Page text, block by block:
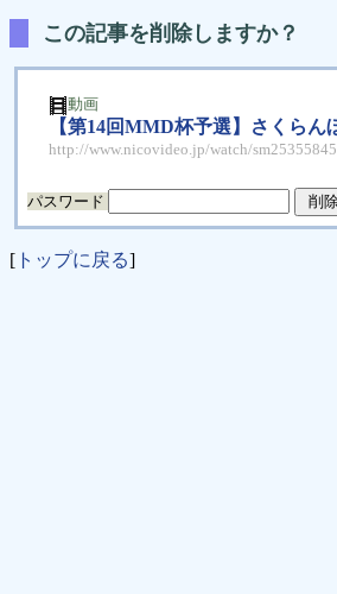
この記事を削除しますか？
動画
【第14回MMD杯予選】さくら
http://www.nicovideo.jp/watch/sm25355845
パスワード
[ トップに戻る]